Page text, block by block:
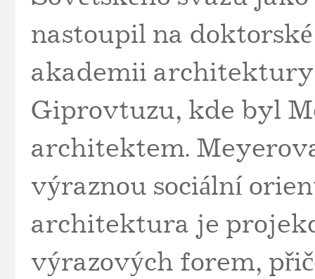
nastoupil na
akademii architektury
Giprovtuzu, kde byl
architektem.
výraznou sociální
architektura je
výrazových forem,